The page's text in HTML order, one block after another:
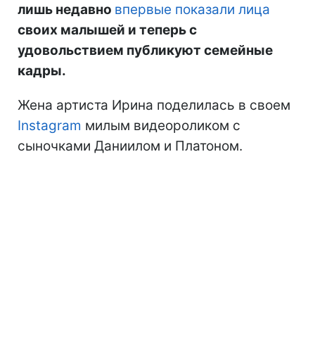
лишь недавно впервые показали лица
своих малышей и теперь с
удовольствием публикуют семейные
кадры.
Жена артиста Ирина поделилась в своем
Instagram милым видеороликом с
сыночками Даниилом и Платоном.